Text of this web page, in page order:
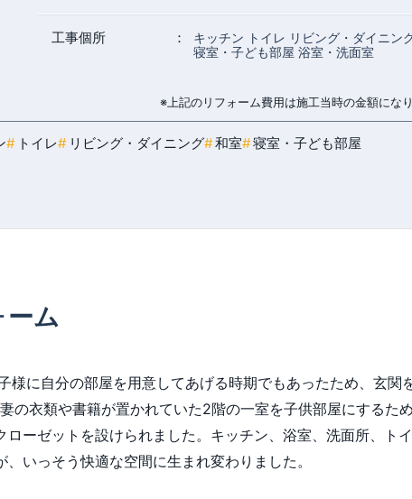
工事個所 キッチン トイレ リビング・ダイニン
寝室・子ども部屋 浴室・洗面室
※上記のリフォーム費用は施工当時の金額になり
トイレ リビング・ダイニング 和室 寝室・子ども部屋
ーム
に自分の部屋を用意してあげる時期でもあったため、玄関
の衣類や書籍が置かれていた2階の一室を子供部屋にするた
ーゼットを設けられました。キッチン、浴室、洗面所、ト
いっそう快適な空間に生まれ変わりました。